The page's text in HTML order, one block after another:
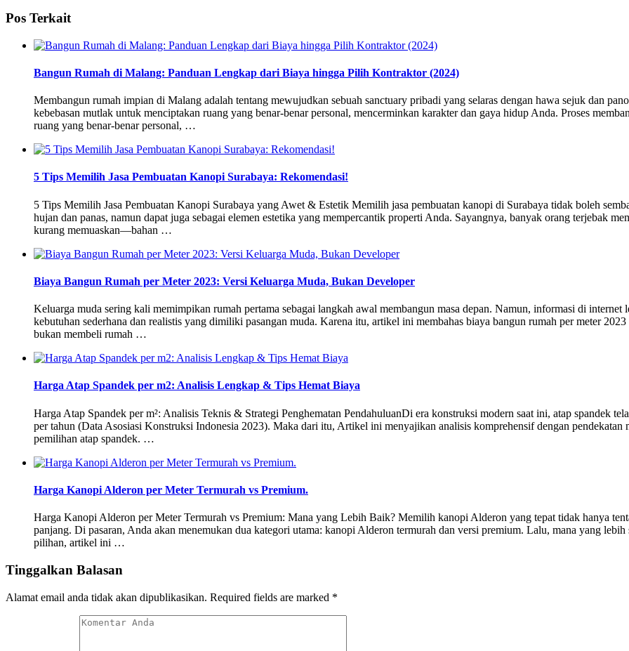
Pos Terkait
Bangun Rumah di Malang: Panduan Lengkap dari Biaya hingga Pilih Kontraktor (2024)
Membangun rumah impian di Malang adalah tentang mewujudkan sebuah sanctuary pribadi yang selaras dengan hawa sejuk dan
kebebasan mutlak untuk menciptakan ruang yang benar-benar personal, mencerminkan karakter dan gaya hidup Anda. Proses
ruang yang benar-benar personal, …
5 Tips Memilih Jasa Pembuatan Kanopi Surabaya: Rekomendasi!
5 Tips Memilih Jasa Pembuatan Kanopi Surabaya yang Awet & Estetik Memilih jasa pembuatan kanopi di Surabaya tidak boleh
hujan dan panas, namun dapat juga sebagai elemen estetika yang mempercantik properti Anda. Sayangnya, banyak orang terjebak
kurang memuaskan—bahan …
Biaya Bangun Rumah per Meter 2023: Versi Keluarga Muda, Bukan Developer
Keluarga muda sering kali memimpikan rumah pertama sebagai langkah awal membangun masa depan. Namun, informasi di internet
kebutuhan sederhana dan realistis yang dimiliki pasangan muda. Karena itu, artikel ini membahas biaya bangun rumah per meter
bukan membeli rumah …
Harga Atap Spandek per m2: Analisis Lengkap & Tips Hemat Biaya
Harga Atap Spandek per m²: Analisis Teknis & Strategi Penghematan PendahuluanDi era konstruksi modern saat ini, atap spandek
per tahun (Data Asosiasi Konstruksi Indonesia 2023). Maka dari itu, Artikel ini menyajikan analisis komprehensif dengan
pemilihan atap spandek. …
Harga Kanopi Alderon per Meter Termurah vs Premium.
Harga Kanopi Alderon per Meter Termurah vs Premium: Mana yang Lebih Baik? Memilih kanopi Alderon yang tepat tidak hanya
panjang. Di pasaran, Anda akan menemukan dua kategori utama: kanopi Alderon termurah dan versi premium. Lalu, mana yang
pilihan, artikel ini …
Tinggalkan Balasan
Alamat email anda tidak akan dipublikasikan. Required fields are marked *